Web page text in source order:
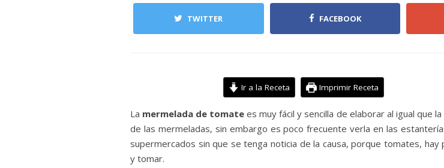
TWITTER FACEBOOK
Ir a la Receta Imprimir Receta
La mermelada de tomate es muy fácil y sencilla de elaborar al igual que
de las mermeladas, sin embargo es poco frecuente verla en las
supermercados sin que se tenga noticia de la causa, porque tomates, hay
y tomar.